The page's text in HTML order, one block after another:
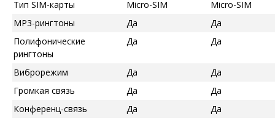
Тип SIM-карты Micro-SIM
Micro-SIM
MP3-рингтоны
Да
Да
Полифонические
рингтоны
Да Да
Виброрежим Да
Да
Громкая связь
Да
Да
Конференц-связь
Да
Да